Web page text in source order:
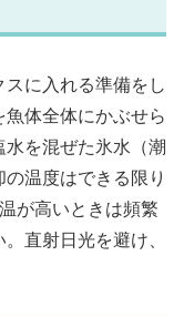
に入れる準備をし
体全体にかぶせら
を混ぜた氷水（潮
温度はできる限り
が高いときは頻繁
直射日光を避け、